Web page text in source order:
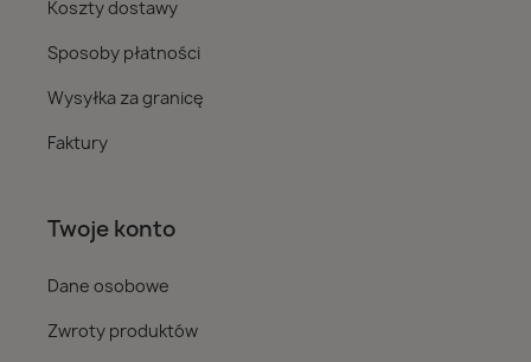
Koszty dostawy
Sposoby płatności
Wysyłka za granicę
Faktury
Twoje konto
Dane osobowe
Zwroty produktów